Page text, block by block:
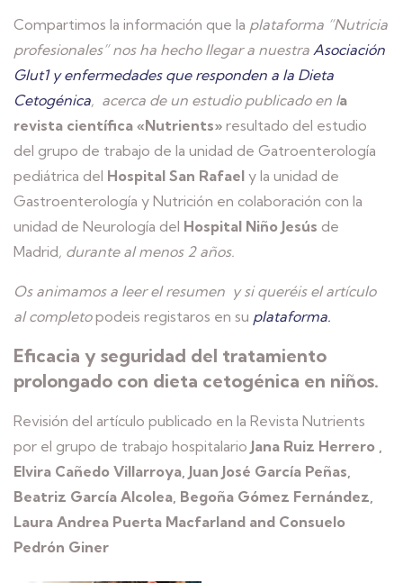
Compartimos la información que la plataforma “Nutricia
profesionales” nos ha hecho llegar a nuestra Asociación
Glut1 y enfermedades que responden a la Dieta
Cetogénica, acerca de un estudio publicado en la
revista científica «Nutrients» resultado del estudio
del grupo de trabajo de la unidad de Gatroenterología
pediátrica del Hospital San Rafael y la unidad de
Gastroenterología y Nutrición en colaboración con la
unidad de Neurología del Hospital Niño Jesús de
Madrid, durante al menos 2 años.
Os animamos a leer el resumen y si queréis el artículo
al completopodeis registaros en su plataforma.
Eficacia y seguridad del tratamiento
prolongado con dieta cetogénica en niños.
Revisión del artículo publicado en la Revista Nutrients
por el grupo de trabajo hospitalario Jana Ruiz Herrero ,
Elvira Cañedo Villarroya, Juan José García Peñas,
Beatriz García Alcolea, Begoña Gómez Fernández,
Laura Andrea Puerta Macfarland and Consuelo
Pedrón Giner